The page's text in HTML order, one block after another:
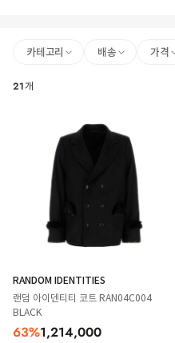
카테고리 배송 가격
21개
RANDOM IDENTITIES
랜덤 아이덴티티 코트 RAN04C004
BLACK
63%1,214,000